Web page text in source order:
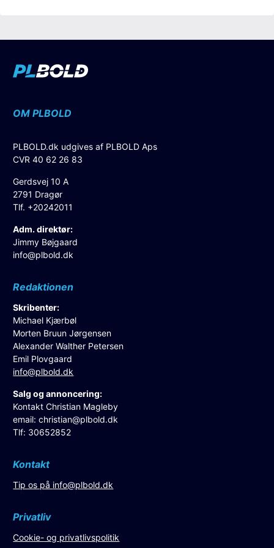
OM PLBOLD
PLBOLD.dk udgives af PLBOLD Aps
CVR 40 62 26 83
Gerdsvej 10 A
2791 Dragør
Tlf. +20242011
Adm. direktør:
Jimmy Bøjgaard
info@plbold.dk
Redaktionen
Skribenter:
Michael Kjærbøl
Morten Bruun Jørgensen
Alexander Walther Petersen
Emil Plovgaard
info@plbold.dk
Salg og annoncering:
Kontakt Christian Magleby
email:christian@plbold.dk
Tlf: 30652852
Kontakt
Tip os på info@plbold.dk
Privatliv
Cookie- og privatlivspolitik